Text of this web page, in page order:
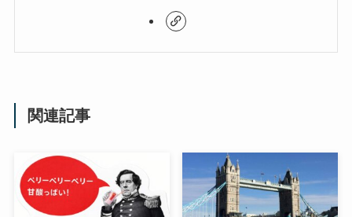
関連記事